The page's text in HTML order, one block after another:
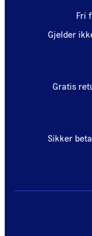
Fri
Gjelder
Gratis
Sikker